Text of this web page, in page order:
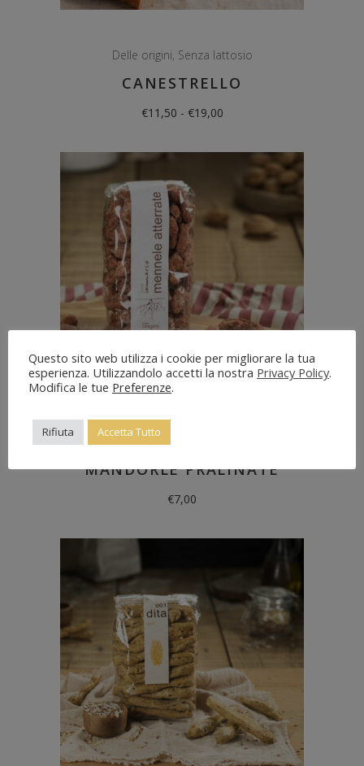
Delle origini, Senza lattosio
CANESTRELLO
€11,50 - €19,00Fascia
€19,00
Delle origini
MANDORLE PRALINATE
€7,00
Questo sito web utilizza i cookie per migliorare la tua
esperienza. Utilizzandolo accetti la nostra Privacy Policy.
Modifica le tue Preferenze.
Rifiuta Accetta Tutto